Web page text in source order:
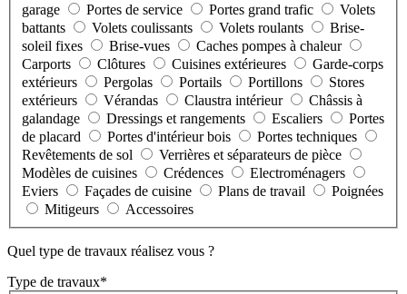
garage
Portes de service Portes grand trafic
battants
Volets coulissants Volets roulants
soleil fixes
Brise-vues
Caches pompes à chaleur
Carports
Clôtures Cuisines extérieures
extérieurs
Pergolas Portails Portillons
extérieurs
Vérandas Claustra intérieur
galandage
Dressings et rangements Escaliers
de placard
Portes d'intérieur bois
Portes techniques
Revêtements de sol
Verrières et séparateurs de pièce
Modèles de cuisines
Crédences
Electroménagers
Eviers
Façades de cuisine Plans de travail
Poignées
Mitigeurs
Accessoires
Quel type de travaux réalisez vous ?
Type de travaux*